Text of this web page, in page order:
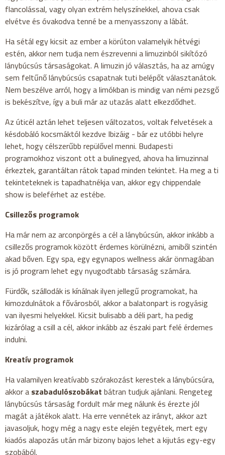
flancolással, vagy olyan extrém helyszínekkel, ahova csak
elvétve és óvakodva tenné be a menyasszony a lábát.
Ha sétál egy kicsit az ember a körúton valamelyik hétvégi
estén, akkor nem tudja nem észrevenni a limuzinból sikítózó
lánybúcsús társaságokat. A limuzin jó választás, ha az amúgy
sem feltűnő lánybúcsús csapatnak tuti belépőt választanátok.
Nem beszélve arról, hogy a limókban is mindig van némi pezsgő
is bekészítve, így a buli már az utazás alatt elkezdődhet.
Az úticél aztán lehet teljesen változatos, voltak felvetések a
késdobáló kocsmáktól kezdve Ibizáig - bár ez utóbbi helyre
lehet, hogy célszerűbb repülővel menni. Budapesti
programokhoz viszont ott a bulinegyed, ahova ha limuzinnal
érkeztek, garantáltan rátok tapad minden tekintet. Ha meg a ti
tekinteteknek is tapadhatnékja van, akkor egy chippendale
show is beleférhet az estébe.
Csillezős programok
Ha már nem az arconpörgés a cél a lánybúcsún, akkor inkább a
csillezős programok között érdemes körülnézni, amiből szintén
akad bőven. Egy spa, egy egynapos wellness akár önmagában
is jó program lehet egy nyugodtabb társaság számára.
Fürdők, szállodák is kínálnak ilyen jellegű programokat, ha
kimozdulnátok a fővárosból, akkor a balatonpart is rogyásig
van ilyesmi helyekkel. Kicsit bulisabb a déli part, ha pedig
kizárólag a csill a cél, akkor inkább az északi part felé érdemes
indulni.
Kreatív programok
Ha valamilyen kreatívabb szórakozást kerestek a lánybúcsúra,
akkor a szabadulószobákat bátran tudjuk ajánlani. Rengeteg
lánybúcsús társaság fordult már meg nálunk és érezte jól
magát a játékok alatt. Ha erre vennétek az irányt, akkor azt
javasoljuk, hogy még a nagy este elején tegyétek, mert egy
kiadós alapozás után már bizony bajos lehet a kijutás egy-egy
szobából.